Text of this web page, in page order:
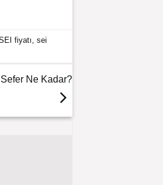
fiyatı ,sei
Ne Kadar?